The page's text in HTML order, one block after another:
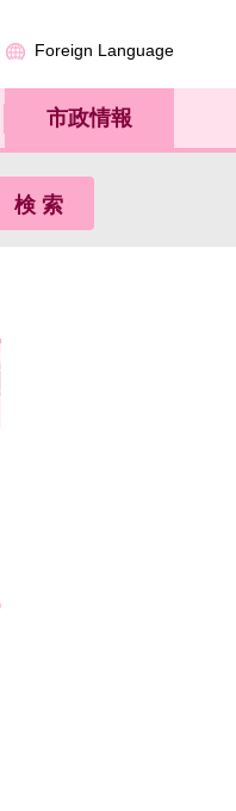
Foreign Language
市政情報